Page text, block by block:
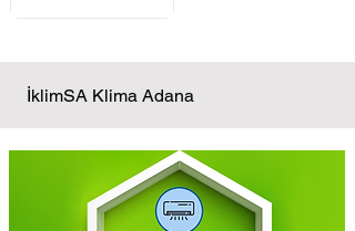
İklimSA Klima Adana